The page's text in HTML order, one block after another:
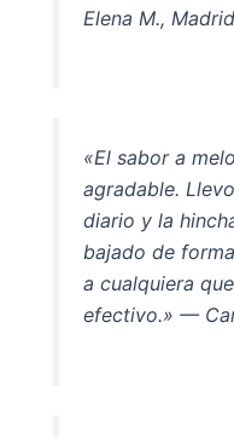
Elena M., Madrid
«El sabor a
agradable.
diario y la
bajado de
a cualquiera
efectivo.» —